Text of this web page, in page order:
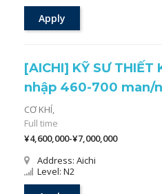
Apply
[AICHI] KỸ SƯ THIẾT
nhập 460-700 man/
CƠ KHÍ,
Full time
¥4,600,000-¥7,000,000
Address: Aichi
Level: N2